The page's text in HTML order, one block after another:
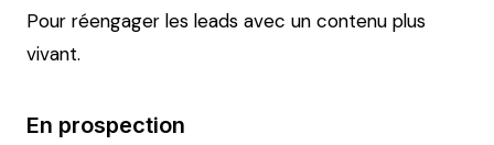
Pour réengager les leads avec un contenu plus
vivant.
En prospection